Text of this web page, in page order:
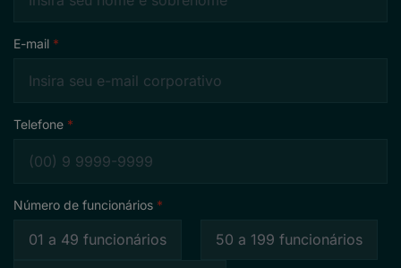
E-mail
Telefone
Número de funcionários
01 a 49 funcionários 50 a 199 funcionários